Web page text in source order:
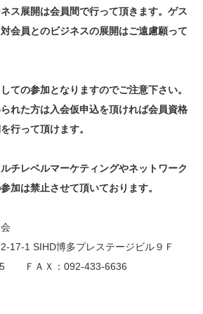
ス展開は会員間で行って頂きます。ゲス
会員とのビジネスの展開はご遠慮願って
ての参加となりますのでご注意下さい。
れた方は入会仮申込を頂ければ会員資格
行って頂けます。
チレベルマーケティングやネットワーク
加は禁止させて頂いております。
17-1 SIHD博多プレステージビル９Ｆ
ＦＡＸ：092-433-6636